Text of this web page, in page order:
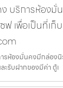
ง บริการห้อง
ซฟ เพื่อเป็นที่เ
ห้องมั่นคงมีกล่องนิร
ะรับฝากของมีค่า ตู้เ